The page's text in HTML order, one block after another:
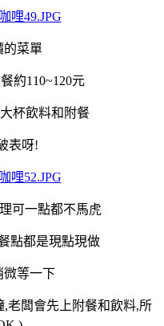
的菜單
約110~120元
杯飲料和附餐
表呀!
可一點都不馬虎
點都是現點現做
微等一下
,老闆會先上附餐和飲料,所